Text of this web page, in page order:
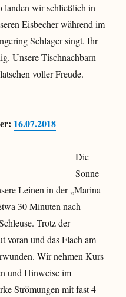
landen wir schließlich in
Eisbecher während im
Schlager singt. Ihr
Unsere Tischnachbarn
voller Freude.
16.07.2018
Die
Sonne
Leinen in der „Marina
30 Minuten nach
Trotz der
voran und das Flach am
Wir nehmen Kurs
und Hinweise im
Strömungen mit fast 4